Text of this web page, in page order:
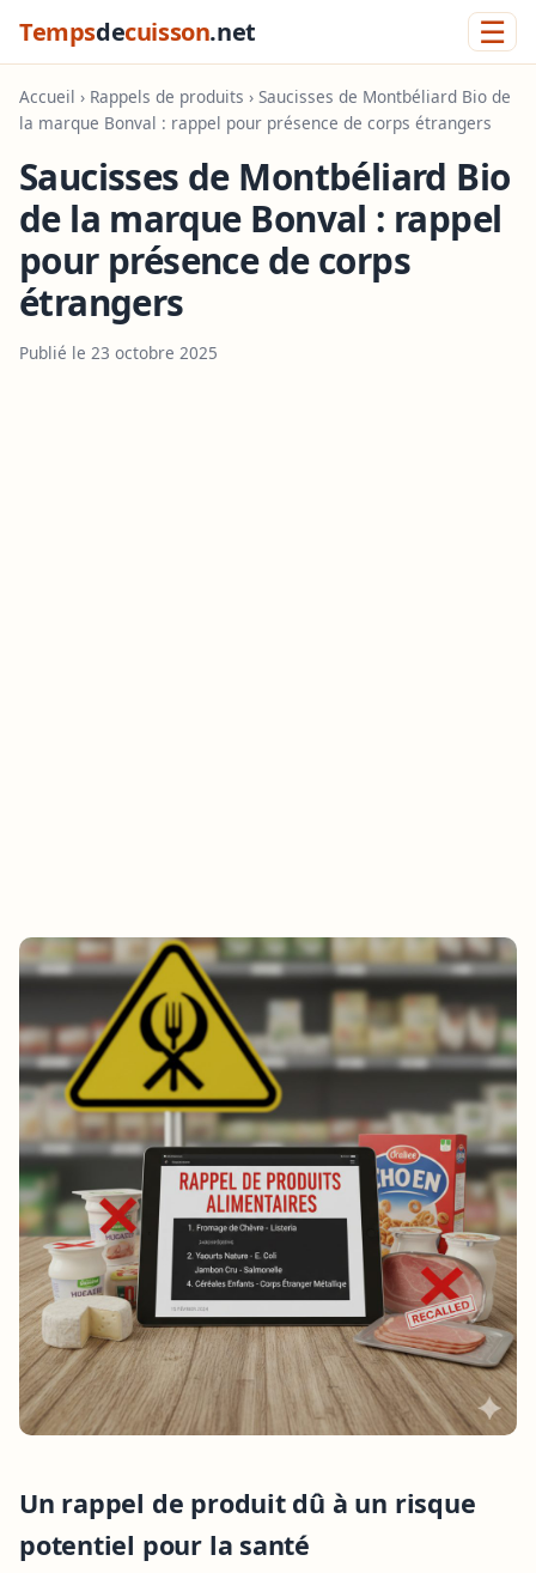
Tempsdecuisson.net ☰
Accueil › Rappels de produits › Saucisses de Montbéliard Bio de
la marque Bonval : rappel pour présence de corps étrangers
Saucisses de Montbéliard Bio
de la marque Bonval : rappel
pour présence de corps
étrangers
Publié le 23 octobre 2025
Un rappel de produit dû à un risque
potentiel pour la santé